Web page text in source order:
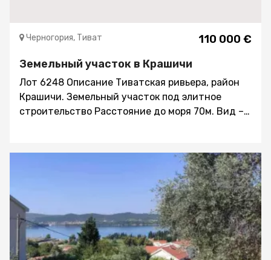
110 000 €
Черногория, Тиват
Земельный участок в Крашичи
Лот 6248 Описание Тиватская ривьера, район
Крашичи. Земельный участок под элитное
строительство Расстояние до моря 70м. Вид –
близлежащие постройки находятся ниже
визуальной линии вида на море, которая не
перекрывается окружающими домами Площадь
участка 507 кв.м. Получены Технические
Условия на строительство трёх этажного дома,
общей площадью 250 кв.м. К участку ведёт
асфальтированная дорога Инфраструктура
включает в себя магазины, рестораны, пляж,